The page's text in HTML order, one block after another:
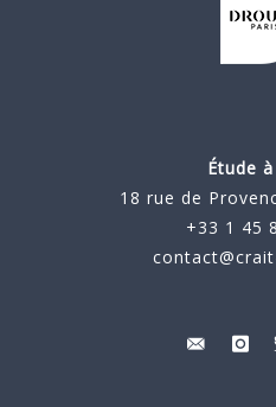
Étude
18 rue de
+33 1 45